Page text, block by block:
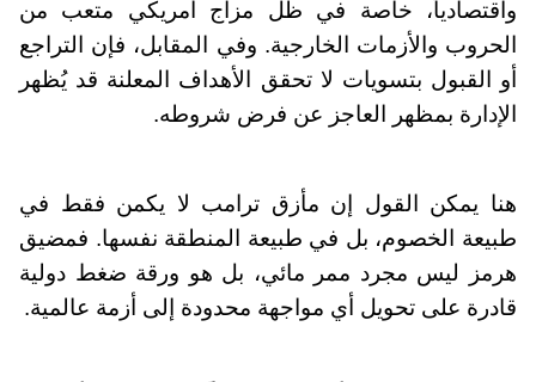
واقتصادياً، خاصة في ظل مزاج أمريكي متعب من
الحروب والأزمات الخارجية. وفي المقابل، فإن التراجع
أو القبول بتسويات لا تحقق الأهداف المعلنة قد يُظهر
الإدارة بمظهر العاجز عن فرض شروطه.
هنا يمكن القول إن مأزق ترامب لا يكمن فقط في
طبيعة الخصوم، بل في طبيعة المنطقة نفسها. فمضيق
هرمز ليس مجرد ممر مائي، بل هو ورقة ضغط دولية
قادرة على تحويل أي مواجهة محدودة إلى أزمة عالمية.